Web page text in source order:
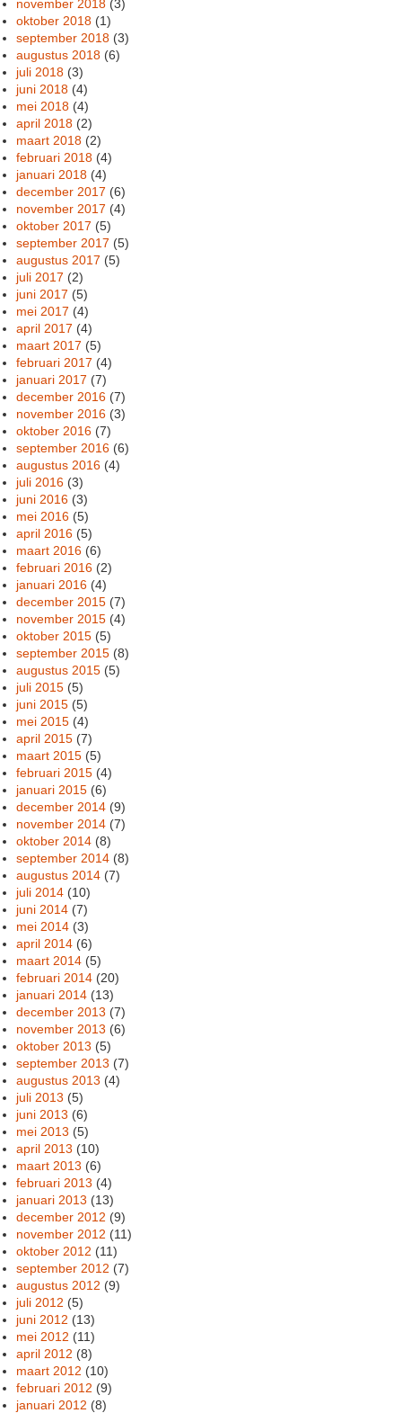
november 2018 (3)
oktober 2018 (1)
september 2018 (3)
augustus 2018 (6)
juli 2018 (3)
juni 2018 (4)
mei 2018 (4)
april 2018 (2)
maart 2018 (2)
februari 2018 (4)
januari 2018 (4)
december 2017 (6)
november 2017 (4)
oktober 2017 (5)
september 2017 (5)
augustus 2017 (5)
juli 2017 (2)
juni 2017 (5)
mei 2017 (4)
april 2017 (4)
maart 2017 (5)
februari 2017 (4)
januari 2017 (7)
december 2016 (7)
november 2016 (3)
oktober 2016 (7)
september 2016 (6)
augustus 2016 (4)
juli 2016 (3)
juni 2016 (3)
mei 2016 (5)
april 2016 (5)
maart 2016 (6)
februari 2016 (2)
januari 2016 (4)
december 2015 (7)
november 2015 (4)
oktober 2015 (5)
september 2015 (8)
augustus 2015 (5)
juli 2015 (5)
juni 2015 (5)
mei 2015 (4)
april 2015 (7)
maart 2015 (5)
februari 2015 (4)
januari 2015 (6)
december 2014 (9)
november 2014 (7)
oktober 2014 (8)
september 2014 (8)
augustus 2014 (7)
juli 2014 (10)
juni 2014 (7)
mei 2014 (3)
april 2014 (6)
maart 2014 (5)
februari 2014 (20)
januari 2014 (13)
december 2013 (7)
november 2013 (6)
oktober 2013 (5)
september 2013 (7)
augustus 2013 (4)
juli 2013 (5)
juni 2013 (6)
mei 2013 (5)
april 2013 (10)
maart 2013 (6)
februari 2013 (4)
januari 2013 (13)
december 2012 (9)
november 2012 (11)
oktober 2012 (11)
september 2012 (7)
augustus 2012 (9)
juli 2012 (5)
juni 2012 (13)
mei 2012 (11)
april 2012 (8)
maart 2012 (10)
februari 2012 (9)
januari 2012 (8)